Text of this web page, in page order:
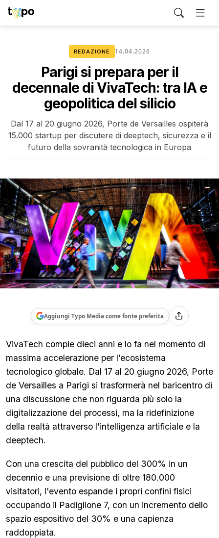
REDAZIONE 14.04.2026
Parigi si prepara per il
decennale di VivaTech: tra IA e
geopolitica del silicio
Dal 17 al 20 giugno 2026, Porte de Versailles ospiterà
15.000 startup per discutere di deeptech, sicurezza e il
futuro della sovranità tecnologica in Europa
Aggiungi Typo Media come fonte preferita
VivaTech compie dieci anni e lo fa nel momento di
massima accelerazione per l’ecosistema
tecnologico globale. Dal 17 al 20 giugno 2026, Porte
de Versailles a Parigi si trasformerà nel baricentro di
una discussione che non riguarda più solo la
digitalizzazione dei processi, ma la ridefinizione
della realtà attraverso l’intelligenza artificiale e la
deeptech.
Con una crescita del pubblico del 300% in un
decennio e una previsione di oltre 180.000
visitatori, l'evento espande i propri confini fisici
occupando il Padiglione 7, con un incremento dello
spazio espositivo del 30% e una capienza
raddoppiata.